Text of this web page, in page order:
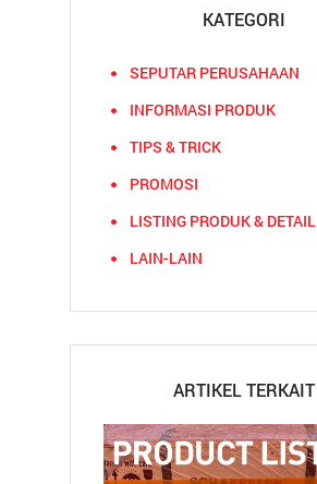
KATEGORI
SEPUTAR PERUSAHAAN
INFORMASI PRODUK
TIPS & TRICK
PROMOSI
LISTING PRODUK & DETAIL
LAIN-LAIN
ARTIKEL TERKAIT